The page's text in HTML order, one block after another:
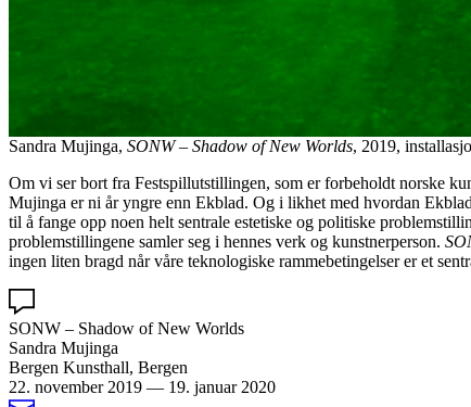
Sandra Mujinga, SONW – Shadow of New Worlds, 2019,
Om vi ser bort fra Festspillutstillingen, som er forbeholdt norske
Mujinga er ni år yngre enn Ekblad. Og i likhet med hvordan
til å fange opp noen helt sentrale estetiske og politiske
problemstillingene samler seg i hennes verk og kunstnerperson.
ingen liten bragd når våre teknologiske rammebetingelser er et
SONW – Shadow of New Worlds
Sandra Mujinga
Bergen Kunsthall, Bergen
22. november 2019 — 19. januar 2020